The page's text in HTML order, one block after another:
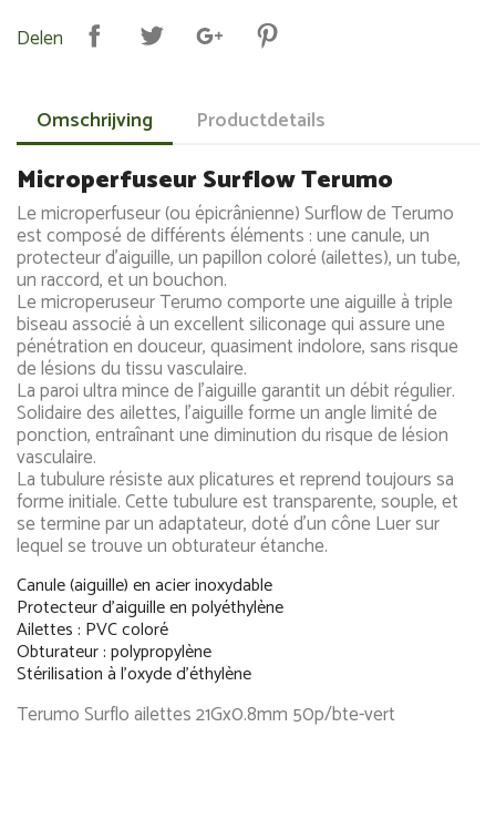
Delen
Omschrijving Productdetails
Microperfuseur Surflow Terumo
Le microperfuseur (ou épicrânienne) Surflow de Terumo
est composé de différents éléments : une canule, un
protecteur d'aiguille, un papillon coloré (ailettes), un tube,
un raccord, et un bouchon.
Le microperuseur Terumo comporte une aiguille à triple
biseau associé à un excellent siliconage qui assure une
pénétration en douceur, quasiment indolore, sans risque
de lésions du tissu vasculaire.
La paroi ultra mince de l'aiguille garantit un débit régulier.
Solidaire des ailettes, l'aiguille forme un angle limité de
ponction, entraînant une diminution du risque de lésion
vasculaire.
La tubulure résiste aux plicatures et reprend toujours sa
forme initiale. Cette tubulure est transparente, souple, et
se termine par un adaptateur, doté d'un cône Luer sur
lequel se trouve un obturateur étanche.
Canule (aiguille) en acier inoxydable
Protecteur d'aiguille en polyéthylène
Ailettes : PVC coloré
Obturateur : polypropylène
Stérilisation à l'oxyde d'éthylène
Terumo Surflo ailettes 21Gx0.8mm 50p/bte-vert